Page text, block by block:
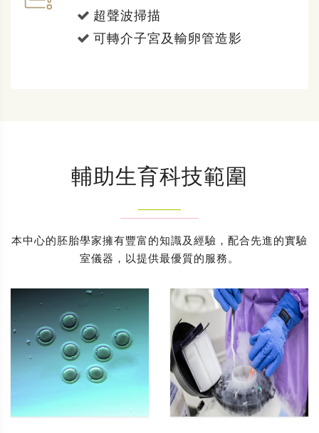
超聲波掃描
可轉介子宮及輸卵管造影
輔助生育科技範圍
本中心的胚胎學家擁有豐富的知識及經驗，配合先進的實驗
室儀器，以提供最優質的服務。